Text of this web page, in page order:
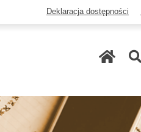
Deklaracja dostępności